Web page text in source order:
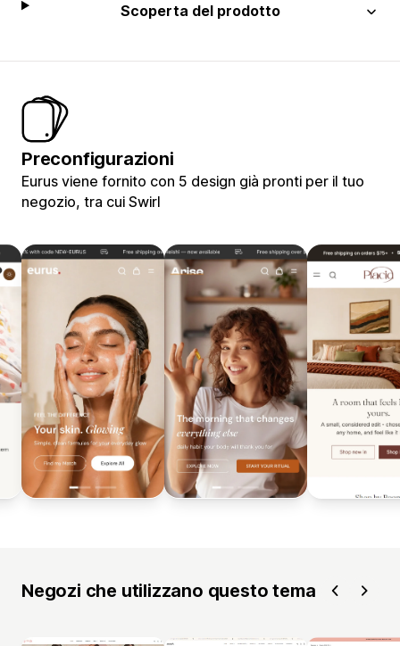
Scoperta del prodotto
Preconfigurazioni
Eurus viene fornito con 5 design già pronti per il tuo
negozio, tra cui Swirl
Negozi che utilizzano questo tema